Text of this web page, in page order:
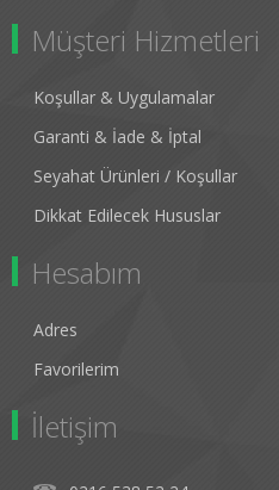
Müşteri Hizmetleri
Koşullar & Uygulamalar
Garanti & İade & İptal
Seyahat Ürünleri / Koşullar
Dikkat Edilecek Hususlar
Hesabım
Adres
Favorilerim
İletişim